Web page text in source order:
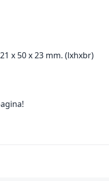
x 50 x 23 mm. (lxhxbr)